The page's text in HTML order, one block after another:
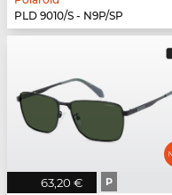
PLD 9010/S - N9P/SP
63,20 € P